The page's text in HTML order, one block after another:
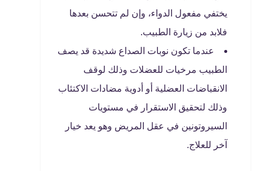
يختفي مفعول الدواء، وإن لم تتحسن بعدها
فلابد من زيارة الطبيب.
عندما تكون نوبات الصداع شديدة قد يصف
الطبيب مرخيات للعضلات وذلك لوقف
الانقباضات العضلية أو أدوية مضادات الاكتئاب
وذلك لتحقيق الاستقرار في مستويات
السيروتونين في عقل المريض وهو يعد خيار
آخر للعلاج.